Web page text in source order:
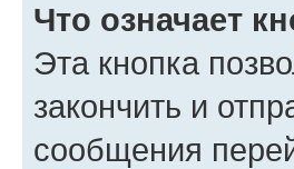
Что означает
Эта кнопка
закончить и
сообщения